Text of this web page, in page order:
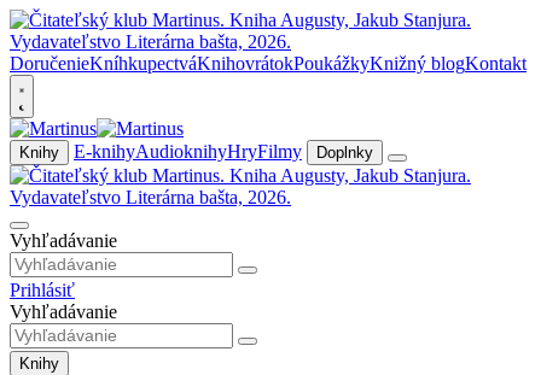
DoručenieKníhkupectváKnihovrátokPoukážkyKnižný blogKontakt
Knihy E-knihyAudioknihyHryFilmy Doplnky
Vyhľadávanie
Prihlásiť
Vyhľadávanie
Knihy